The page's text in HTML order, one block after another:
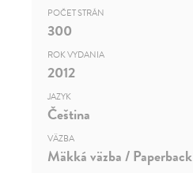
POČET STRÁN
300
ROK VYDANIA
2012
JAZYK
Čeština
VÄZBA
Mäkká väzba / Paperback